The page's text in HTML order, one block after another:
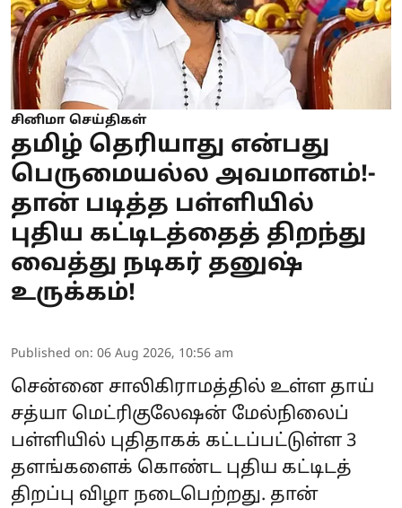
சினிமா செய்திகள்
தமிழ் தெரியாது என்பது
பெருமையல்ல அவமானம்!-
தான் படித்த பள்ளியில்
புதிய கட்டிடத்தைத் திறந்து
வைத்து நடிகர் தனுஷ்
உருக்கம்!
Published on: 06 Aug 2026, 10:56 am
சென்னை சாலிகிராமத்தில் உள்ள தாய்
சத்யா மெட்ரிகுலேஷன் மேல்நிலைப்
பள்ளியில் புதிதாகக் கட்டப்பட்டுள்ள 3
தளங்களைக் கொண்ட புதிய கட்டிடத்
திறப்பு விழா நடைபெற்றது. தான்